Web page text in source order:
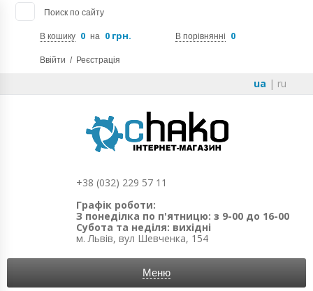
Поиск по сайту
В кошику 0 на 0 грн. В порівнянні 0
Ввійти / Реєстрація
ua | ru
+38 (032) 229 57 11
Графік роботи:
З понеділка по п'ятницю: з 9-00 до 16-00
Субота та неділя: вихідні
м. Львів, вул Шевченка, 154
Меню